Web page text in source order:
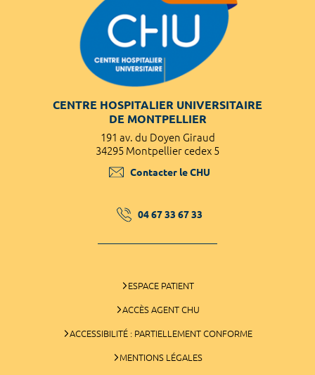
CENTRE HOSPITALIER UNIVERSITAIRE
DE MONTPELLIER
191 av. du Doyen Giraud
34295 Montpellier cedex 5
Contacter le CHU
04 67 33 67 33
ESPACE PATIENT
ACCÈS AGENT CHU
ACCESSIBILITÉ : PARTIELLEMENT CONFORME
MENTIONS LÉGALES